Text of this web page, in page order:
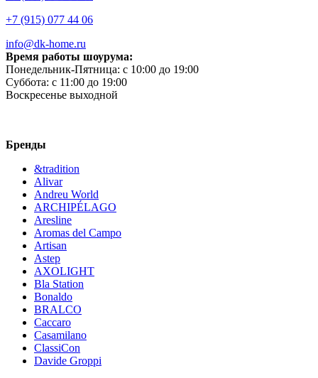
+7 (915) 077 44 06
info@dk-home.ru
Время работы шоурума:
Понедельник-Пятница: c 10:00 до 19:00
Суббота: c 11:00 до 19:00
Воскресенье выходной
Бренды
&tradition
Alivar
Andreu World
ARCHIPÉLAGO
Aresline
Aromas del Campo
Artisan
Astep
AXOLIGHT
Bla Station
Bonaldo
BRALCO
Caccaro
Casamilano
ClassiCon
Davide Groppi